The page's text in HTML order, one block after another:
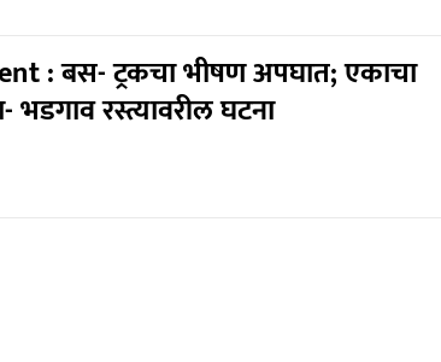
: बस- ट्रकचा भीषण अपघात; एकाचा
भडगाव रस्त्यावरील घटना